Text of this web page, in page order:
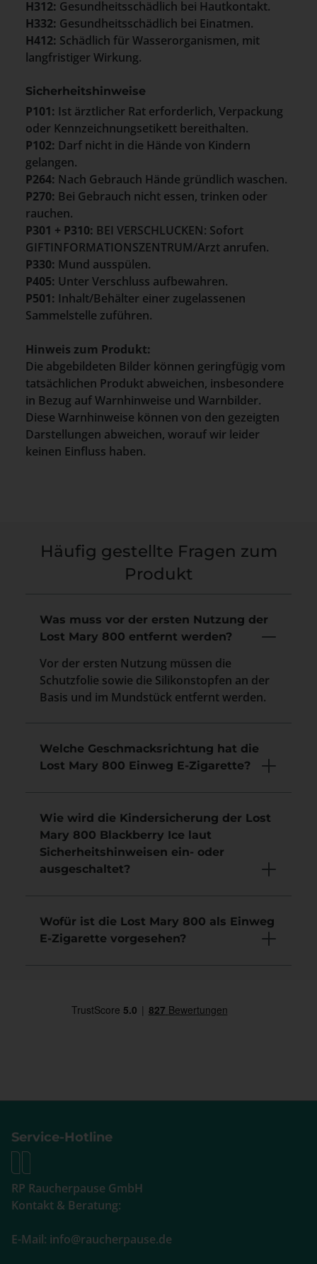
H312: Gesundheitsschädlich bei Hautkontakt.
H332: Gesundheitsschädlich bei Einatmen.
H412: Schädlich für Wasserorganismen, mit
langfristiger Wirkung.
Sicherheitshinweise
P101: Ist ärztlicher Rat erforderlich, Verpackung
oder Kennzeichnungsetikett bereithalten.
P102: Darf nicht in die Hände von Kindern
gelangen.
P264: Nach Gebrauch Hände gründlich waschen.
P270: Bei Gebrauch nicht essen, trinken oder
rauchen.
P301 + P310: BEI VERSCHLUCKEN: Sofort
GIFTINFORMATIONSZENTRUM/Arzt anrufen.
P330: Mund ausspülen.
P405: Unter Verschluss aufbewahren.
P501: Inhalt/Behälter einer zugelassenen
Sammelstelle zuführen.
Hinweis zum Produkt:
Die abgebildeten Bilder können geringfügig vom
tatsächlichen Produkt abweichen, insbesondere
in Bezug auf Warnhinweise und Warnbilder.
Diese Warnhinweise können von den gezeigten
Darstellungen abweichen, worauf wir leider
keinen Einfluss haben.
Häufig gestellte Fragen zum
Produkt
Was muss vor der ersten Nutzung der
Lost Mary 800 entfernt werden?
Vor der ersten Nutzung müssen die
Schutzfolie sowie die Silikonstopfen an der
Basis und im Mundstück entfernt werden.
Welche Geschmacksrichtung hat die
Lost Mary 800 Einweg E-Zigarette?
Wie wird die Kindersicherung der Lost
Mary 800 Blackberry Ice laut
Sicherheitshinweisen ein- oder
ausgeschaltet?
Wofür ist die Lost Mary 800 als Einweg
E-Zigarette vorgesehen?
Service-Hotline
RP Raucherpause GmbH
Kontakt & Beratung:
E-Mail: info@raucherpause.de